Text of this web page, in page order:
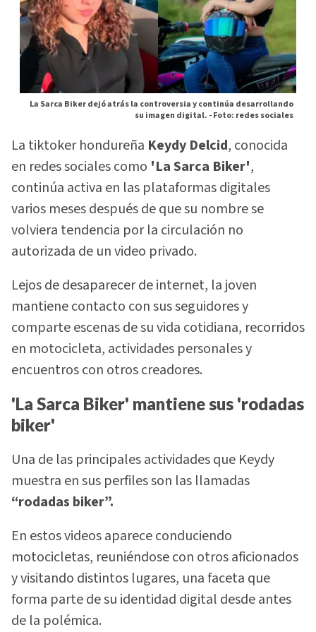
La Sarca Biker dejó atrás la controversia y continúa desarrollando
su imagen digital. -Foto: redes sociales
La tiktoker hondureña Keydy Delcid, conocida
en redes sociales como 'La Sarca Biker',
continúa activa en las plataformas digitales
varios meses después de que su nombre se
volviera tendencia por la circulación no
autorizada de un video privado.
Lejos de desaparecer de internet, la joven
mantiene contacto con sus seguidores y
comparte escenas de su vida cotidiana, recorridos
en motocicleta, actividades personales y
encuentros con otros creadores.
'La Sarca Biker' mantiene sus 'rodadas
biker'
Una de las principales actividades que Keydy
muestra en sus perfiles son las llamadas
“rodadas biker”.
En estos videos aparece conduciendo
motocicletas, reuniéndose con otros aficionados
y visitando distintos lugares, una faceta que
forma parte de su identidad digital desde antes
de la polémica.